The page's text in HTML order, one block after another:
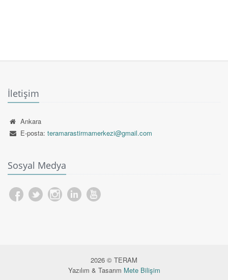
İletişim
Ankara
E-posta: teramarastirmamerkezi@gmail.com
Sosyal Medya
2026 © TERAM
Yazılım & Tasarım Mete Bilişim